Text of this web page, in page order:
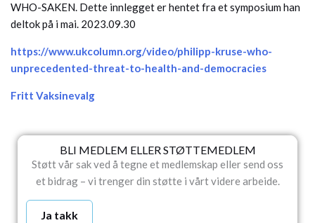
WHO-SAKEN. Dette innlegget er hentet fra et symposium han
deltok på i mai. 2023.09.30
https://www.ukcolumn.org/video/philipp-kruse-who-
unprecedented-threat-to-health-and-democracies
Fritt Vaksinevalg
BLI MEDLEM ELLER STØTTEMEDLEM
Støtt vår sak ved å tegne et medlemskap eller send oss
et bidrag – vi trenger din støtte i vårt videre arbeide.
Ja takk